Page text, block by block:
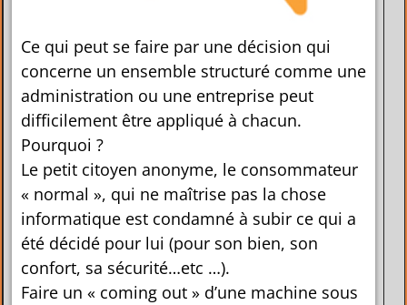
Ce qui peut se faire par une décision qui
concerne un ensemble structuré comme une
administration ou une entreprise peut
difficilement être appliqué à chacun.
Pourquoi ?
Le petit citoyen anonyme, le consommateur
« normal », qui ne maîtrise pas la chose
informatique est condamné à subir ce qui a
été décidé pour lui (pour son bien, son
confort, sa sécurité…etc …).
Faire un « coming out » d’une machine sous